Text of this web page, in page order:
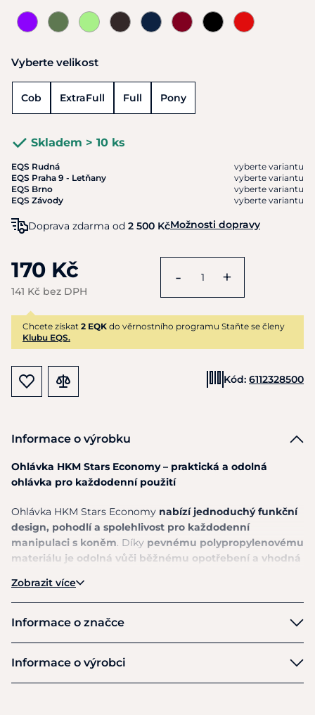
Vyberte velikost
Cob ExtraFull Full Pony
Skladem > 10 ks
EQS Rudná
vyberte variantu
EQS Praha 9 - Letňany
vyberte variantu
EQS Brno
vyberte variantu
EQS Závody
vyberte variantu
Doprava zdarma od 2 500 KčMožnosti dopravy
170 Kč
141 Kč bez DPH
- +
Chcete získat 2 EQK do věrnostního programu Staňte se členy
Klubu EQS.
Kód: 6112328500
Informace o výrobku
Ohlávka HKM Stars Economy – praktická a odolná
ohlávka pro každodenní použití
Ohlávka HKM Stars Economy nabízí jednoduchý funkční
design, pohodlí a spolehlivost pro každodenní
manipulaci s koněm. Díky pevnému polypropylenovému
materiálu je odolná vůči běžnému opotřebení a vhodná
Stříbrně zbarvené kovové kování dodává ohlávce elegantní
vzhled a zároveň zajišťuje dlouhou životnost. Praktická
pevná a odolná ohlávka pro každodenní použití
Zobrazit více
Informace o značce
HKM
Informace o výrobci